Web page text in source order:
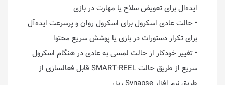
ایده‌ال برای تعویض سلاح یا مهارت در بازی
• حالت عادی اسکرول برای اسکرول روان و پرسرعت ایده‌آل
برای تکرار دستورات در بازی یا پوشش سریع محتوا
• تغییر خودکار از حالت لمسی به عادی در هنگام اسکرول
سریع از طریق حالت SMART-REEL قابل فعالسازی از